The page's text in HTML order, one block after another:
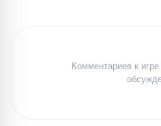
Комментариев к